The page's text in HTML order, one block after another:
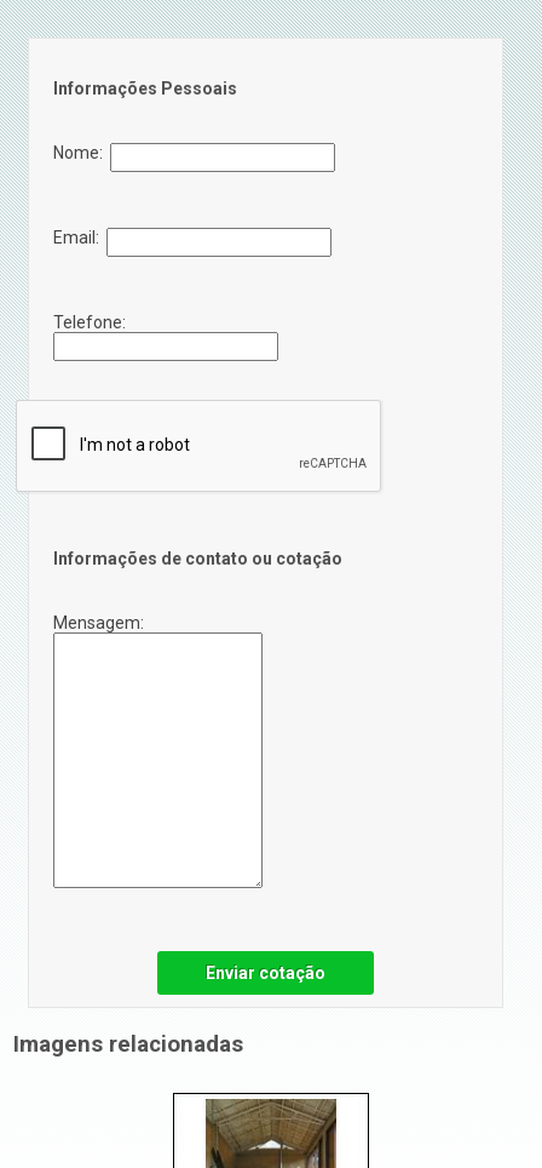
Informações Pessoais
Nome:
Email:
Telefone:
Informações de contato ou cotação
Mensagem:
Enviar cotação
Imagens relacionadas